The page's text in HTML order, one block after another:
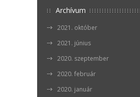
Archívum
2021. október
2021. június
2020. szeptember
2020. február
2020. január